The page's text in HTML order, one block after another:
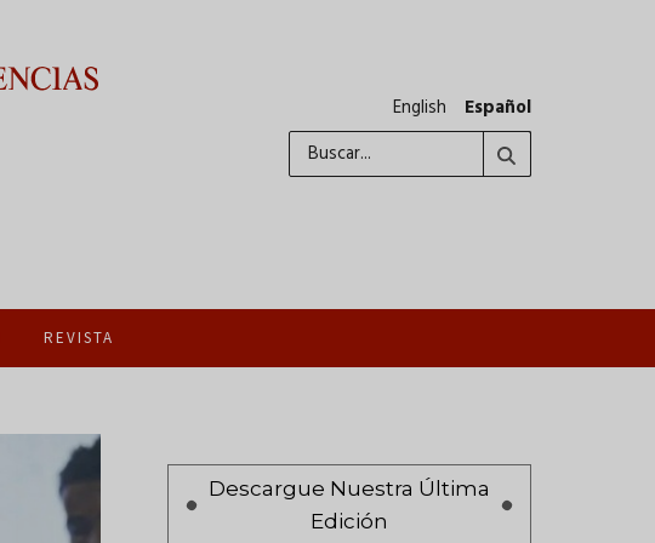
English
Español
REVISTA
Descargue Nuestra Última
Edición
Paginación